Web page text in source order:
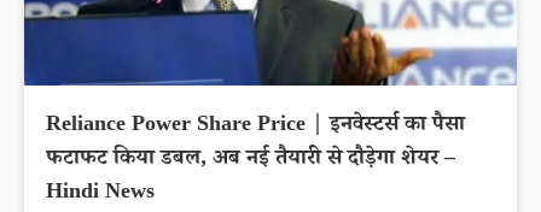
Reliance Power Share Price | इनवेस्टर्स का पैसा
फटाफट किया डबल, अब नई तैयारी से दौड़ेगा शेयर –
Hindi News